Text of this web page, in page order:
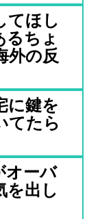
てほし
るちょ
外の反
に鍵を
てたら
オーバ
を出し